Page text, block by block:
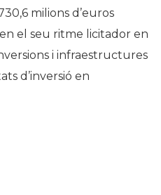
milions d’euros
el seu ritme licitador en
i infraestructures
d’inversió en